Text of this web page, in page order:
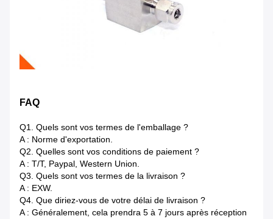
FAQ
Q1. Quels sont vos termes de l'emballage ?
A : Norme d'exportation.
Q2. Quelles sont vos conditions de paiement ?
A : T/T, Paypal, Western Union.
Q3. Quels sont vos termes de la livraison ?
A : EXW.
Q4. Que diriez-vous de votre délai de livraison ?
A : Généralement, cela prendra 5 à 7 jours après réception